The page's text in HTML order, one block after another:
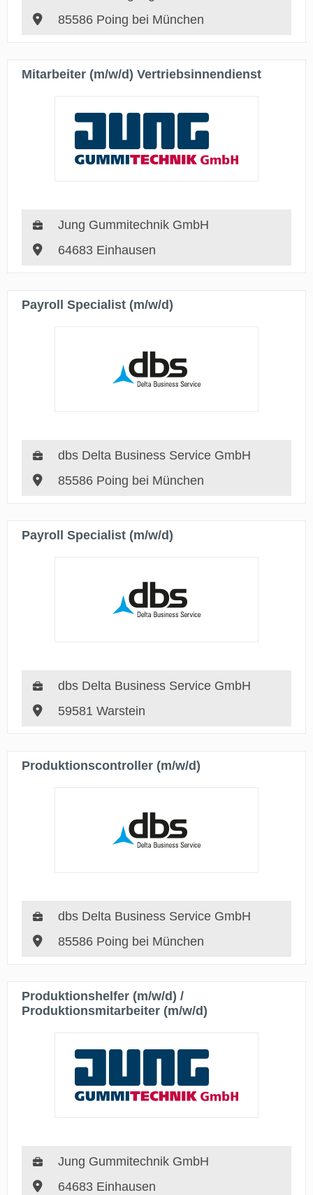
85586 Poing bei München
Mitarbeiter (m/w/d) Vertriebsinnendienst
Jung Gummitechnik GmbH
64683 Einhausen
Payroll Specialist (m/w/d)
dbs Delta Business Service GmbH
85586 Poing bei München
Payroll Specialist (m/w/d)
dbs Delta Business Service GmbH
59581 Warstein
Produktionscontroller (m/w/d)
dbs Delta Business Service GmbH
85586 Poing bei München
Produktionshelfer (m/w/d) /
Produktionsmitarbeiter (m/w/d)
Jung Gummitechnik GmbH
64683 Einhausen